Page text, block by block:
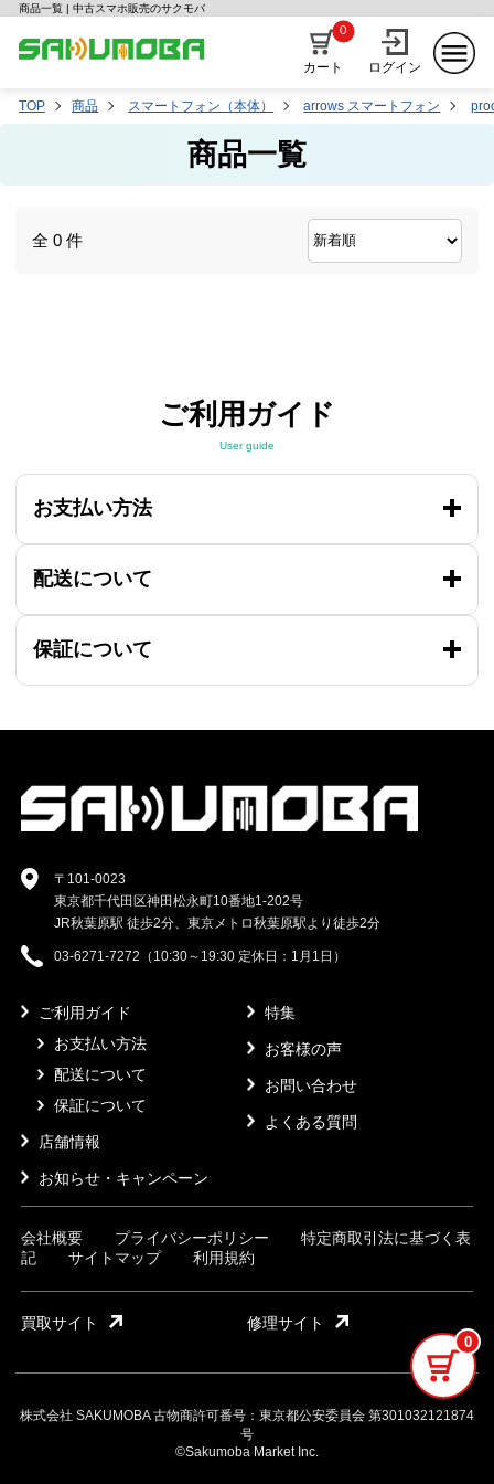
商品一覧 | 中古スマホ販売のサクモバ
カート
0
ログイン
TOP 商品 スマートフォン（本体） arrows スマートフォン
商品一覧
全 0 件
0
ご利用ガイド
User guide
お支払い方法
配送について
保証について
〒101-0023
東京都千代田区神田松永町10番地1-202号
JR秋葉原駅 徒歩2分、東京メトロ秋葉原駅より徒歩2分
03-6271-7272（10:30～19:30 定休日：1月1日）
ご利用ガイド
お支払い方法
配送について
保証について
店舗情報
お知らせ・キャンペーン
特集
お客様の声
お問い合わせ
よくある質問
会社概要 プライバシーポリシー
特定商取引法に基づく表
記
サイトマップ 利用規約
買取サイト 修理サイト
株式会社 SAKUMOBA 古物商許可番号：東京都公安委員会 第301032121874
号
©Sakumoba Market Inc.